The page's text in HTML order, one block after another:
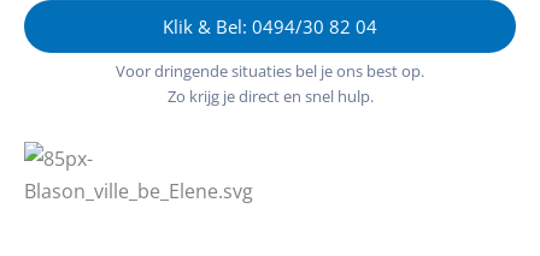
Klik & Bel: 0494/30 82 04
Voor dringende situaties bel je ons best op.
Zo krijg je direct en snel hulp.